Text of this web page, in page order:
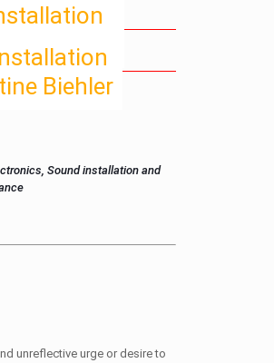
Biehler
Sound installation and
unreflective urge or desire to